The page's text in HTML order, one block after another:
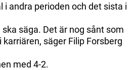
i andra perioden och det sista i
säga. Det är nog sånt som
säger Filip Forsberg
med 4-2.